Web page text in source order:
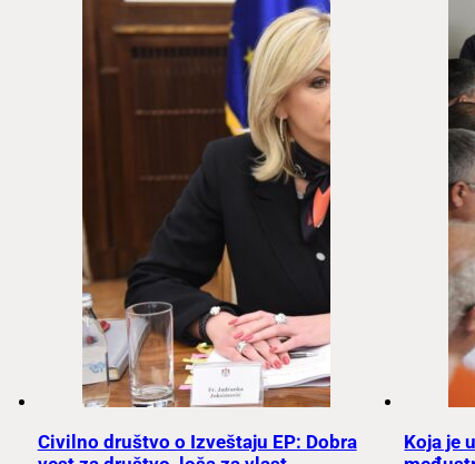
Civilno društvo o Izveštaju EP: Dobra
Koja je